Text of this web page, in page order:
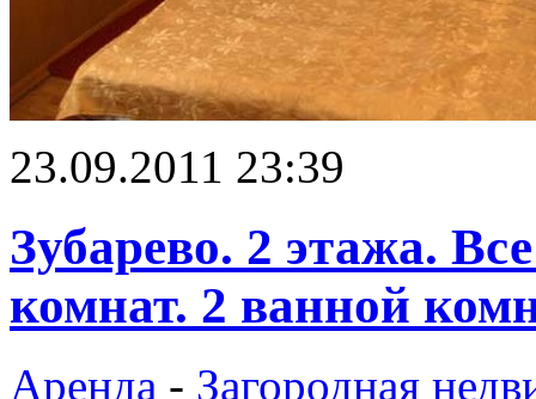
23.09.2011 23:39
Зубарево. 2 этажа.
комнат. 2 ванной
Аренда - Загородная